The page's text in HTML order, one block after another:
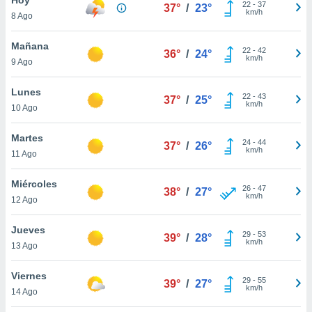
y
en
más
de
8 Ago
37° / 23° 22- 37
km/h
Mañana
9 Ago
36° / 24° 22- 42
km/h
Lunes
10 Ago
37° / 25° 22- 43
km/h
Martes
11 Ago
37° / 26° 24- 44
km/h
Miércoles
12 Ago
38° / 27° 26- 47
km/h
Jueves
13 Ago
39° / 28° 29- 53
km/h
Viernes
14 Ago
39° / 27° 29- 55
km/h